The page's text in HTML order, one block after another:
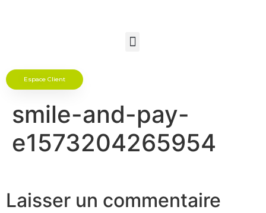
Espace Client
smile-and-pay-
e1573204265954
Laisser un commentaire